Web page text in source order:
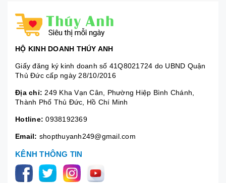
HỘ KINH DOANH THÚY ANH
Giấy đăng ký kinh doanh số 41Q8021724 do UBND Quận
Thủ Đức cấp ngày 28/10/2016
Địa chỉ: 249 Kha Vạn Cân, Phường Hiệp Bình Chánh,
Thành Phố Thủ Đức, Hồ Chí Minh
Hotline: 0938192369
Email: shopthuyanh249@gmail.com
KÊNH THÔNG TIN